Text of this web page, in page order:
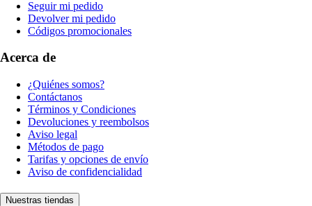
Seguir mi pedido
Devolver mi pedido
Códigos promocionales
Acerca de
¿Quiénes somos?
Contáctanos
Términos y Condiciones
Devoluciones y reembolsos
Aviso legal
Métodos de pago
Tarifas y opciones de envío
Aviso de confidencialidad
Nuestras tiendas